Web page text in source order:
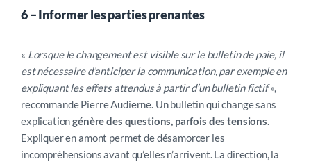
6 – Informer les parties prenantes
« Lorsque le changement est visible sur le bulletin de paie, il
est nécessaire d’anticiper la communication, par exemple en
expliquant les effets attendus à partir d’un bulletin fictif»,
recommandePierre Audierne. Un bulletin qui change sans
explicationgénère des questions, parfois des tensions.
Expliquer en amont permet de désamorcer les
incompréhensions avant qu’elles n’arrivent. La direction, la